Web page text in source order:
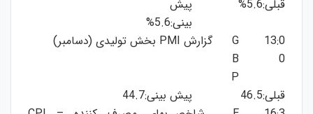
قبلی:5.6%
پیش
بینی:5.6%
13:0
0
G
B
P
گزارش PMI بخش تولیدی (دسامبر)
قبلی:46.5
پیش بینی:44.7